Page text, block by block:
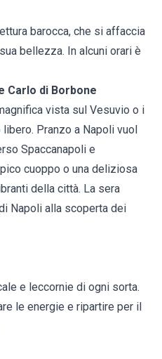
barocca, che si affaccia
bellezza. In alcuni orari è
Carlo di Borbone
vista sul Vesuvio o i
Pranzo a Napoli vuol
Spaccanapoli e
cuoppo o una deliziosa
della città. La sera
Napoli alla scoperta dei
e leccornie di ogni sorta.
le energie e ripartire per il